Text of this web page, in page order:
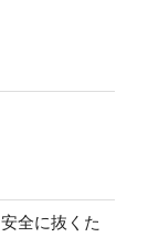
全に抜くた